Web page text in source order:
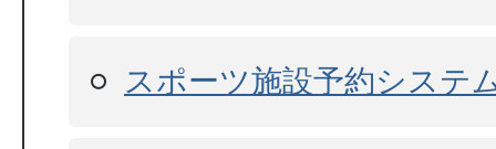
スポーツ施設予約システ